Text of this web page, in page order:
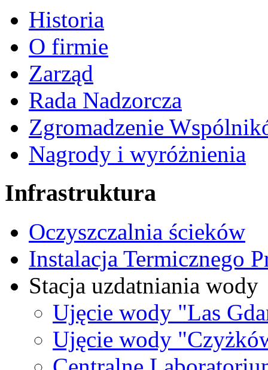
Historia
O firmie
Zarząd
Rada Nadzorcza
Zgromadzenie
Nagrody i wyróżnienia
Infrastruktura
Oczyszczalnia ścieków
Instalacja Termicznego
Stacja uzdatniania wody
Ujęcie wody "Las
Ujęcie wody